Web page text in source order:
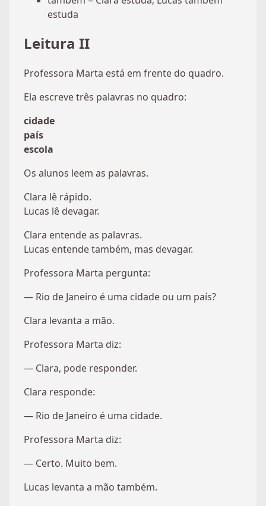
estuda
Leitura II
Professora Marta está em frente do quadro.
Ela escreve três palavras no quadro:
cidade
país
escola
Os alunos leem as palavras.
Clara lê rápido.
Lucas lê devagar.
Clara entende as palavras.
Lucas entende também, mas devagar.
Professora Marta pergunta:
— Rio de Janeiro é uma cidade ou um país?
Clara levanta a mão.
Professora Marta diz:
— Clara, pode responder.
Clara responde:
— Rio de Janeiro é uma cidade.
Professora Marta diz:
— Certo. Muito bem.
Lucas levanta a mão também.